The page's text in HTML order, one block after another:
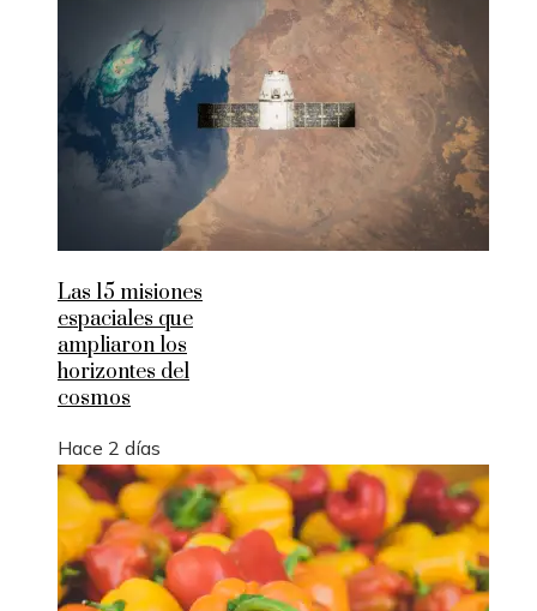
Las 15 misiones
espaciales que
ampliaron los
horizontes del
cosmos
Hace 2 días